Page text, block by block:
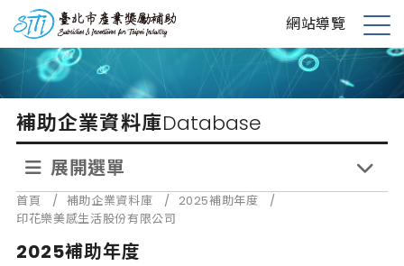
到
內
台北市產業獎勵補助 網站導覽
展
單
補助企業資料庫Database
展開選單
首頁 / 補助企業資料庫 / 2025補助年度
/
印花樂美感生活股份有限公司
2025補助年度